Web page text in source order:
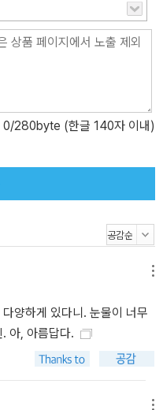
0/280byte (한글 140자 이내)
양하게 있다니. 눈물이 너무
아, 아름답다.